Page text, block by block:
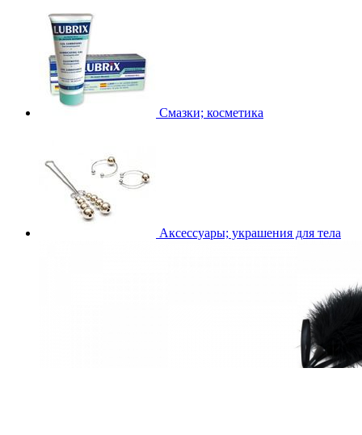
Смазки; косметика
Аксессуары; украшения для тела